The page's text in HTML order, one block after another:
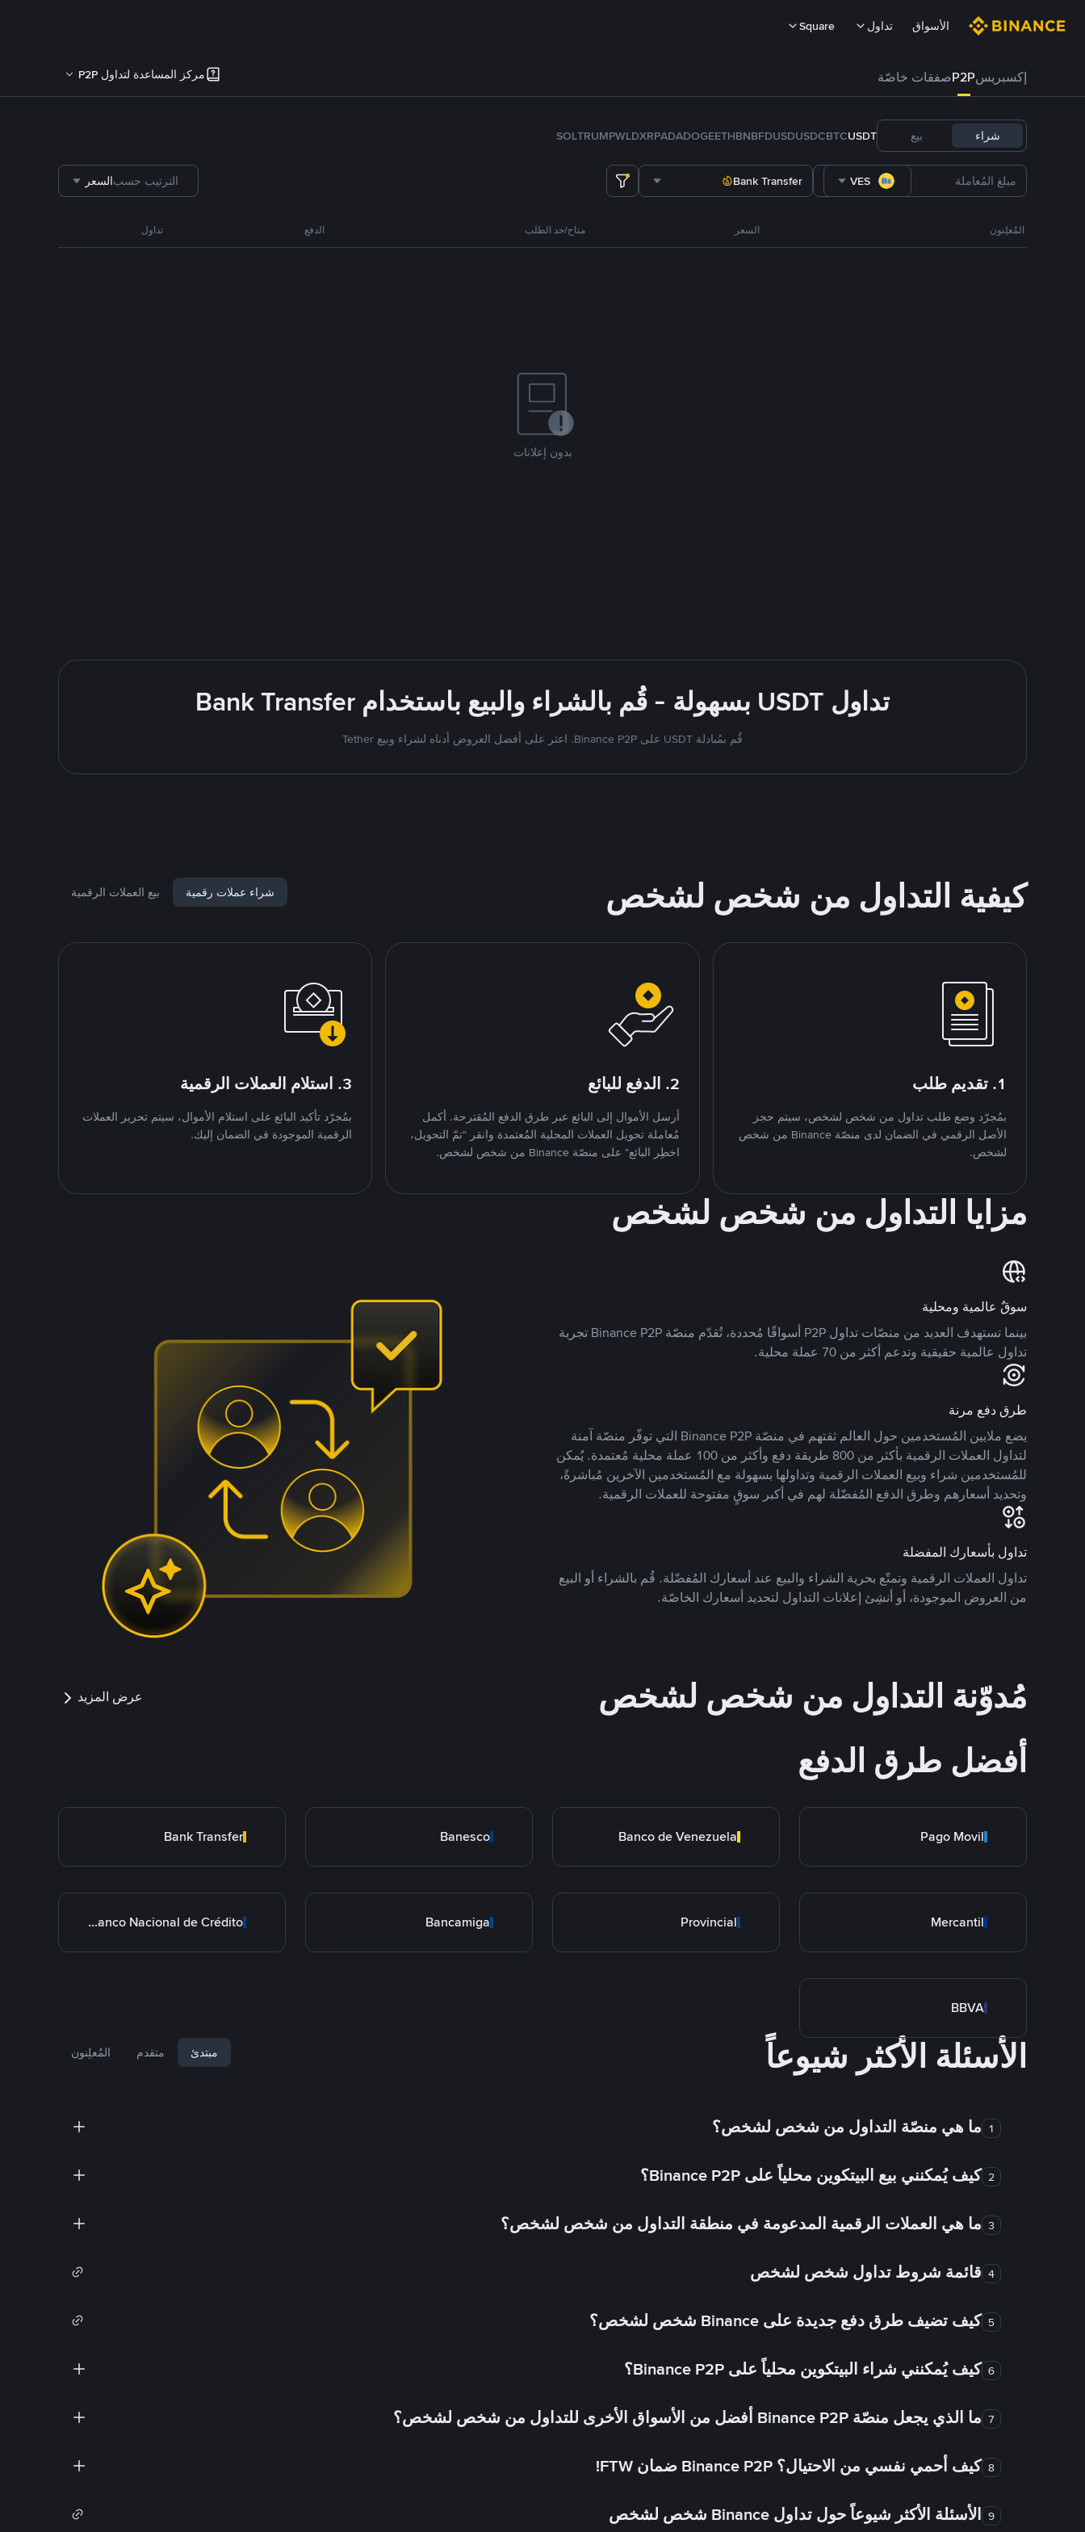
الأسواق تداول Square
إكسبريسP2Pصفقات خاصّة مركز المساعدة لتداول P2P
شراء بيع USDT
BTC
USDC
FDUSD
BNB
ETH
DOGE
ADA
XRP
WLD
TRUMP
SOL
VES
Bank Transfer الترتيب حسبالسعر
المُعلِنون السعر متاح/حد الطلب الدفع تداول
بدون إعلانات
تداول USDT بسهولة - قُم بالشراء والبيع باستخدام Bank Transfer
قُم بمُبادلة USDT على Binance P2P. اعثر على أفضل العروض أدناه لشراء وبيع Tether
كيفية التداول من شخص لشخص شراء عملات رقمية بيع العملات الرقمية
1. تقديم طلب
بمُجرّد وضع طلب تداول من شخص لشخص، سيتم حجز
الأصل الرقمي في الضمان لدى منصّة Binance من شخص
لشخص.
2. الدفع للبائع
أرسل الأموال إلى البائع عبر طرق الدفع المُقترحة. أكمل
مُعاملة تحويل العملات المحلية المُعتمدة وانقر "تمّ التحويل،
اخطِر البائع" على منصّة Binance من شخص لشخص.
3. استلام العملات الرقمية
بمُجرّد تأكيد البائع على استلام الأموال، سيتم تحرير العملات
الرقمية الموجودة في الضمان إليك.
مزايا التداول من شخص لشخص
سوقٌ عالمية ومحلية
بينما تستهدف العديد من منصّات تداول P2P أسواقًا مُحددة، تُقدّم منصّة Binance P2P تجربة
تداول عالمية حقيقية وتدعم أكثر من 70 عملة محلية.
طرق دفع مرنة
يضع ملايين المُستخدمين حول العالم ثقتهم في منصّة Binance P2P التي توفّر منصّة آمنة
لتداول العملات الرقمية بأكثر من 800 طريقة دفع وأكثر من 100 عملة محلية مُعتمدة. يُمكن
للمُستخدمين شراء وبيع العملات الرقمية وتداولها بسهولة مع المُستخدمين الآخرين مُباشرةً،
وتحديد أسعارهم وطرق الدفع المُفضّلة لهم في أكبر سوقٍ مفتوحة للعملات الرقمية.
تداول بأسعارك المفضلة
تداول العملات الرقمية وتمتّع بحرية الشراء والبيع عند أسعارك المُفضّلة. قُم بالشراء أو البيع
من العروض الموجودة، أو أنشِئ إعلانات التداول لتحديد أسعارك الخاصّة.
مُدوّنة التداول من شخص لشخص عرض المزيد
أفضل طرق الدفع
Pago Movil
Banco de Venezuela
Banesco
Bank Transfer
Mercantil
Provincial
Bancamiga
BNC Banco Nacional de Crédito
BBVA
الأسئلة الأكثر شيوعاً مبتدئ متقدم المُعلِنون
1 ما هي منصّة التداول من شخص لشخص؟
2 كيف يُمكنني بيع البيتكوين محلياً على Binance P2P؟
3 ما هي العملات الرقمية المدعومة في منطقة التداول من شخص لشخص؟
4 قائمة شروط تداول شخص لشخص
5 كيف تضيف طرق دفع جديدة على Binance شخص لشخص؟
6 كيف يُمكنني شراء البيتكوين محلياً على Binance P2P؟
7 ما الذي يجعل منصّة Binance P2P أفضل من الأسواق الأخرى للتداول من شخص لشخص؟
8 كيف أحمي نفسي من الاحتيال؟ Binance P2P ضمان FTW!
9 الأسئلة الأكثر شيوعاً حول تداول Binance شخص لشخص